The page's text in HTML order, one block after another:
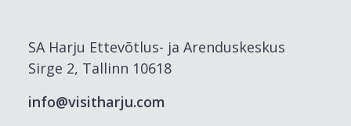
SA Harju Ettevõtlus- ja Arenduskeskus
Sirge 2, Tallinn 10618
info@visitharju.com